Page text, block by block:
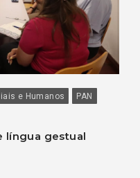
e Humanos
PAN
língua gestual